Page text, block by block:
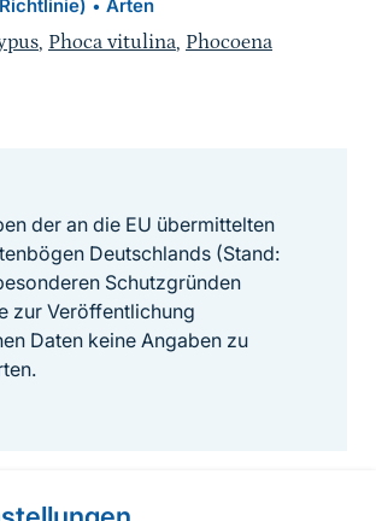
• Arten
, Phoca vitulina, Phocoena
der an die EU übermittelten
Deutschlands (Stand:
Schutzgründen
zur Veröffentlichung
Daten keine Angaben zu